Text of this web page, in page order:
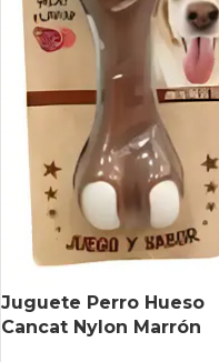
Juguete Perro Hueso
Cancat Nylon Marrón